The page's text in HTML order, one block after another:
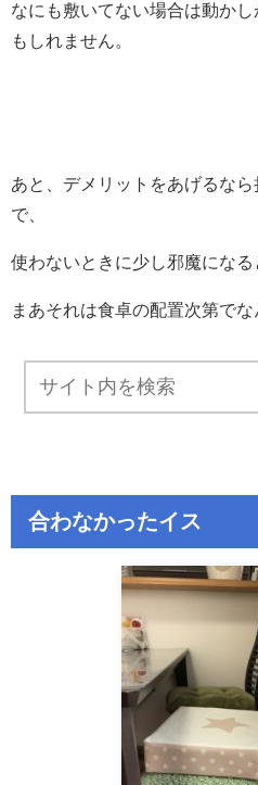
なにも敷いてない場合は動か
もしれません。
あと、デメリットをあげるな
で、
使わないときに少し邪魔になる
まあそれは食卓の配置次第でな
合わなかったイス